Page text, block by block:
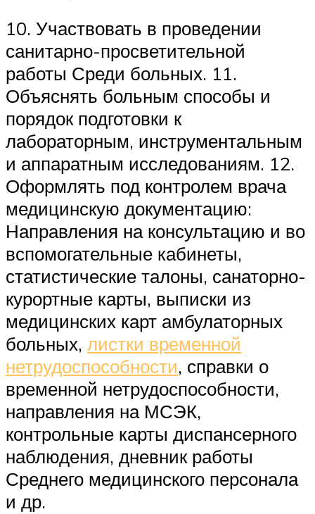
10. Участвовать в проведении
санитарно-просветительной
работы Среди больных. 11.
Объяснять больным способы и
порядок подготовки к
лабораторным, инструментальным
и аппаратным исследованиям. 12.
Оформлять под контролем врача
медицинскую документацию:
Направления на консультацию и во
вспомогательные кабинеты,
статистические талоны, санаторно-
курортные карты, выписки из
медицинских карт амбулаторных
больных, листки временной
нетрудоспособности, справки о
временной нетрудоспособности,
направления на МСЭК,
контрольные карты диспансерного
наблюдения, дневник работы
Среднего медицинского персонала
и др.